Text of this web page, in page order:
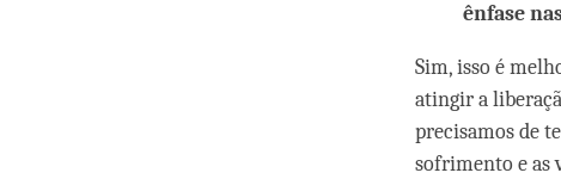
ênfase
Sim, isso é
atingir a
precisamos de
sofrimento e as